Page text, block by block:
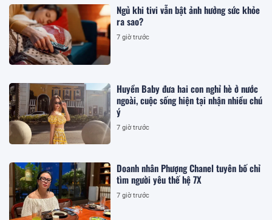
Ngủ khi tivi vẫn bật ảnh hưởng sức khỏe
ra sao?
7 giờ trước
Huyền Baby đưa hai con nghỉ hè ở nước
ngoài, cuộc sống hiện tại nhận nhiều chú
ý
7 giờ trước
Doanh nhân Phượng Chanel tuyên bố chỉ
tìm người yêu thế hệ 7X
7 giờ trước